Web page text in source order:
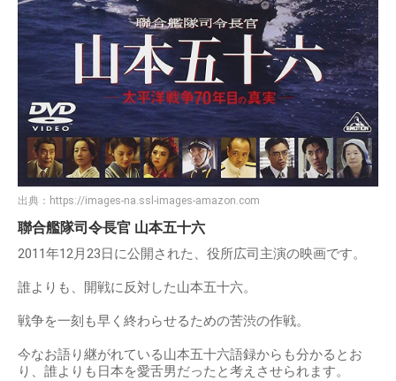
出典： https://images-na.ssl-images-amazon.com
聯合艦隊司令長官 山本五十六
2011年12月23日に公開された、役所広司主演の映画です。
誰よりも、開戦に反対した山本五十六。
戦争を一刻も早く終わらせるための苦渋の作戦。
今なお語り継がれている山本五十六語録からも分かるとお
り、誰よりも日本を愛舌男だったと考えさせられます。